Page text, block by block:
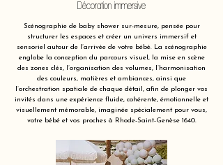
Décoration immersive
Scénographie de baby shower sur-mesure, pensée pour
structurer les espaces et créer un univers immersif et
sensoriel autour de l’arrivée de votre bébé. La scénographie
englobe la conception du parcours visuel, la mise en scène
des zones clés, l’organisation des volumes, l’harmonisation
des couleurs, matières et ambiances, ainsi que
l’orchestration spatiale de chaque détail, afin de plonger vos
invités dans une expérience fluide, cohérente, émotionnelle et
visuellement mémorable, imaginée spécialement pour vous,
votre bébé et vos proches à Rhode-Saint-Genèse 1640.